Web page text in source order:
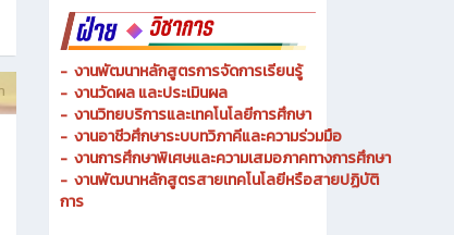
- งานทะเบียน
-งานบริหารงานทั่วไป
-งานอาคารสถานที่
- งานพัฒนาหลักสูตรการจัดการเรียนรู้
- งานวัดผล และประเมินผล
- งานวิทยบริการและเทคโนโลยีการศึกษา